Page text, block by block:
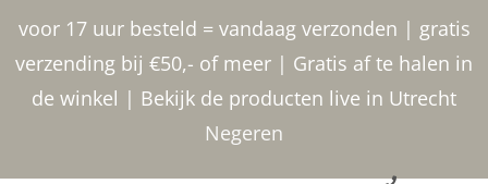
voor 17 uur besteld = vandaag verzonden | gratis
verzending bij €50,- of meer | Gratis af te halen in
de winkel | Bekijk de producten live in Utrecht
Negeren
inhoud